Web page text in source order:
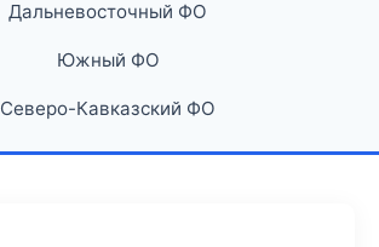
Дальневосточный ФО
Южный ФО
Северо-Кавказский ФО